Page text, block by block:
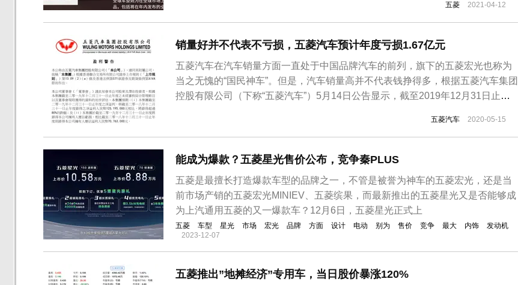
五菱 2021-04-12
销量好并不代表不亏损，五菱汽车预计年度亏损1.67亿元
五菱汽车在汽车销量方面一直处于中国品牌汽车的前列，旗下的五菱宏光也称为
当之无愧的“国民神车”。但是，汽车销量高并不代表钱挣得多，根据五菱汽车集团
控股有限公司（下称“五菱汽车”）5月14日公告显示，截至2019年12月31日止年
损约1.67亿元人民币，与初步未经审核业绩公告相比之报告数值为净利润114.5万
元。五菱汽车表示...
五菱汽车 2020-05-15
能成为爆款？五菱星光售价公布，竞争秦PLUS
五菱是最擅长打造爆款车型的品牌之一，不管是被誉为神车的五菱宏光，还是当
前市场产销的五菱宏光MINIEV、五菱缤果，而最新推出的五菱星光又是否能够成
为上汽通用五菱的又一爆款车？12月6日，五菱星光正式上
五菱 车型 星光 市场 宏光 品牌 方面 设计 电动 别为 售价 竞争 最大 内饰
发动机
2023-12-07
五菱推出”地摊经济”专用车，当日股价暴涨120%